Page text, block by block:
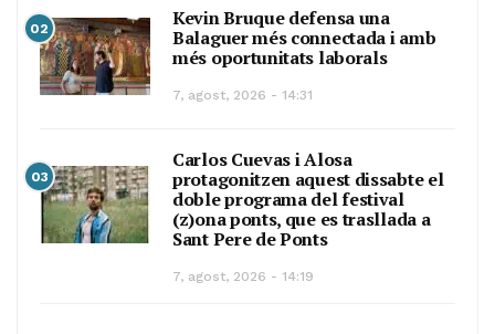
02
Kevin Bruque defensa una
Balaguer més connectada i amb
més oportunitats laborals
7, agost, 2026 - 14:31
03
Carlos Cuevas i Alosa
protagonitzen aquest dissabte el
doble programa del festival
(z)ona ponts, que es trasllada a
Sant Pere de Ponts
7, agost, 2026 - 14:19